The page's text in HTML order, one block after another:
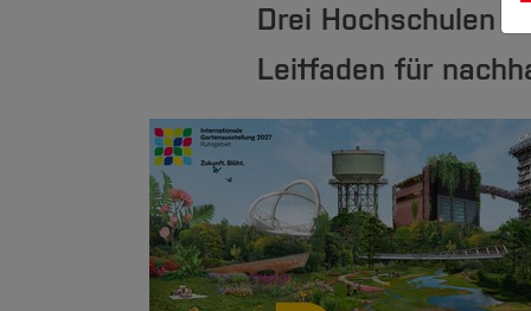
Drei Hochschulen
Leitfaden für